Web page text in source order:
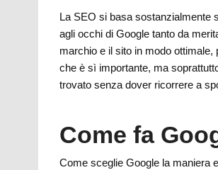
La SEO si basa sostanzialmente
agli occhi di Google tanto da
marchio e il sito in modo
che è sì importante, ma
trovato senza dover ricorrere a
Come fa
Come sceglie Google la maniera